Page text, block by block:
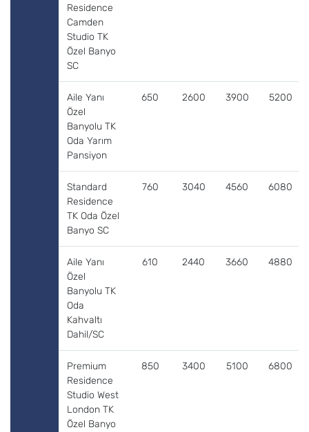
Residence
Camden
Studio TK
Özel Banyo
SC
Aile Yanı
Özel
Banyolu TK
Oda Yarım
Pansiyon
650 2600 3900 5200
Standard
Residence
TK Oda Özel
Banyo SC
760 3040 4560 6080
Aile Yanı
Özel
Banyolu TK
Oda
Kahvaltı
Dahil/SC
610 2440 3660 4880
Premium
Residence
Studio West
London TK
Özel Banyo
850 3400 5100 6800